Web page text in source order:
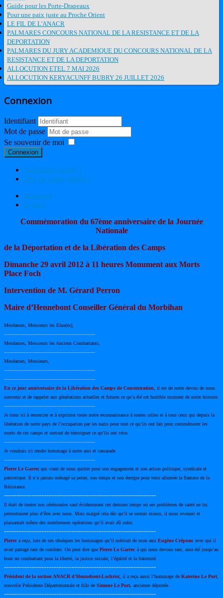
Guide pour les Porte-Drapeaux
Pour une paix juste au Proche Orient
LE FIL DE L'ANACR
PALMARES CONCOURS NATIONAL DE LA RESISTANCE ET DE LA
DEPORTATION
PALMARES DU JURY ACADEMIQUE DU CONCOURS NATIONAL DE LA
RESISTANCE ET DE LA DEPORTATION
ALLOCUTION ETEL 7 MAI 2026
ALLOCUTION KERYACUNFF BUBRY 26 JUILLET 2026
Connexion
Identifiant
Mot de passe
Se souvenir de moi
Connexion
Identifiant oublié ?
Mot de passe oublié ?
Imprimer
E-mail
Commémoration du 67ème anniversaire de la Journée
Nationale
de la Déportation et de la Libération des Camps
Dimanche 29 avril 2012 à 11 heures Monument aux Morts
Place Foch
Intervention de M. Gérard Perron
Maire d’Hennebont Conseiller Général du Morbihan
Mesdames, Messieurs les Elus(es),
-------------------------------------------------------------
Mesdames, Messieurs les Anciens Combattants,
-------------------------------------------------------------
Mesdames, Messieurs,
-------------------------------------------------------------
-------------------------------------------------------------
En ce jour anniversaire de la Libération des Camps de Concentration , il est de notre devoir de nous
souvenir et de rappeler aux générations actuelles et futures ce qu’a été cet horrible moment de notre histoire.
-------------------------------------------------------------
Je tiens ici à remercier et à exprimer toute notre reconnaissance à toutes celles et à tous ceux qui depuis la
libération de notre pays de l’occupation par les nazis pour tout ce qu’ils ont fait pour commémorer les
morts de ces camps et surtout de témoigner ce qu’ils ont vécu.
-------------------------------------------------------------
Je voudrais ici rendre hommage à notre ami et camarade
-------------------------------------------------------------
Pierre Le Garrec qui vient de nous quitter pour son engagement et son action politique, syndicale et
patriotique. Il n’a jamais ménagé sa peine, son temps et son énergie pour tenir allumée la flamme de la
Résistance.
-------------------------------------------------------------
Il était de toutes nos cérémonies sauf évidemment ces derniers temps où ses problèmes de santé ne lui
permettaient plus d’être avec nous. Mais malgré cela dès qu’il se sentait mieux, il nous revenait et
plaisantait même des nombreuses opérations qu’il avait dû subir.
-------------------------------------------------------------
Pierre a reçu, lors de ses obsèques les hommages qu’il méritait de mon ami Eugène Crépeau avec qui il
avait partagé tant de combats. On peut dire que Pierre Le Garrec à qui nous devons tant, aura été jusqu’au
bout un combattant pour la liberté, la justice sociale, l’égalité et la fraternité.
-------------------------------------------------------------
Président de la section ANACR d’Hennebont-Lochrist , il a reçu aussi l’hommage de Katerine Le Port
nouvelle Présidente Départementale et fille de Simone Le Port, ancienne déportée.
-------------------------------------------------------------